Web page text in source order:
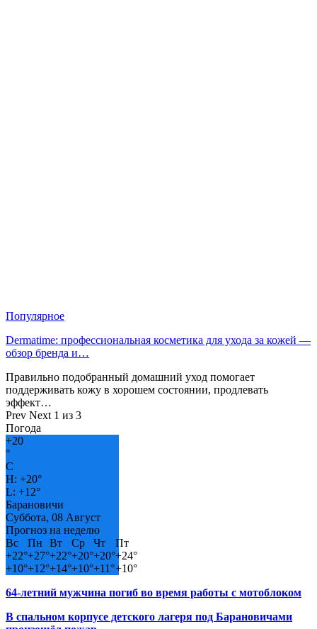
Популярное
Dermatime: профессиональная косметика для ухода за кожей —
обзор бренда и…
Правильно подобранный домашний уход помогает
поддерживать кожу в хорошем состоянии, продлевать
эффект…
Prev Next 1 из 3
Погода
+20
°
C
H: +20°
L: +12°
Барановичи
Суббота, 08 Август
Прогноз на неделю
Вс
Пн Вт Ср Чт
Пт
+22°+27°+22°+20°+20°+24°
+10°+12°+14°+10°+11°+10°
64-летний мужчина погиб во время работы с мотоблоком
В спальном корпусе детского лагеря под Барановичами